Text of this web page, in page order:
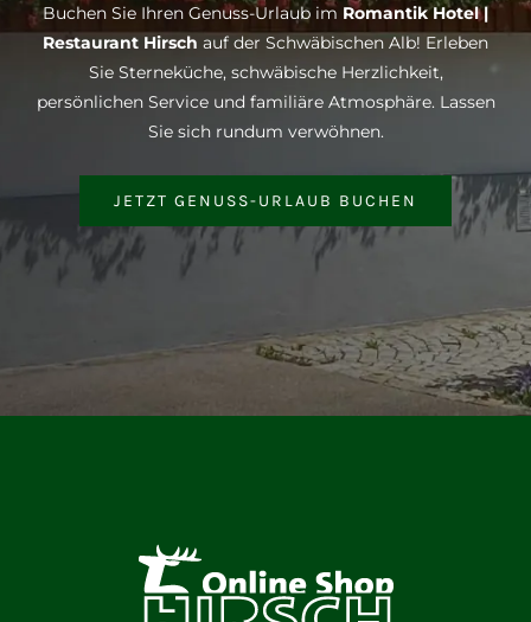
Buchen Sie Ihren Genuss-Urlaub im Romantik Hotel |
Restaurant Hirsch auf der Schwäbischen Alb! Erleben
Sie Sterneküche, schwäbische Herzlichkeit,
persönlichen Service und familiäre Atmosphäre. Lassen
Sie sich rundum verwöhnen.
JETZT GENUSS-URLAUB BUCHEN